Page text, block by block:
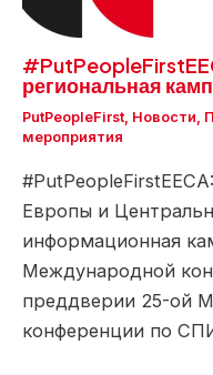
региональная
PutPeopleFirst, Новости,
мероприятия
Европы и
информационная
Международной
преддверии 25-ой
конференции по